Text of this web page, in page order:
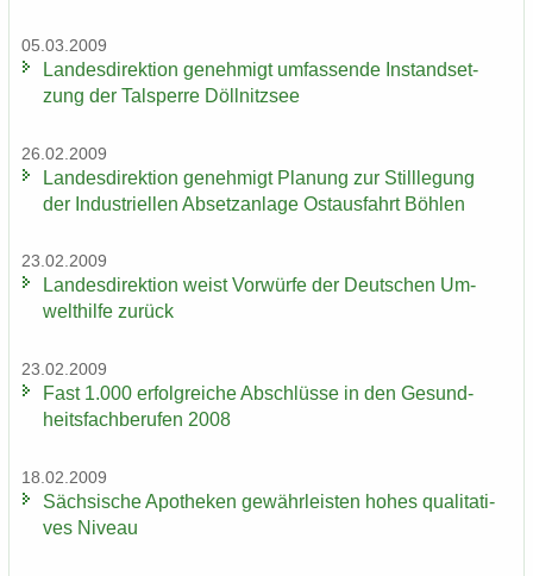
05.03.2009
Lan­des­di­rek­ti­on ge­neh­migt um­fas­sen­de In­stand­set­
zung der Tal­sper­re Döll­nitz­see
26.02.2009
Lan­des­di­rek­ti­on ge­neh­migt Pla­nung zur Still­le­gung
der In­dus­tri­el­len Ab­setz­an­la­ge Ost­aus­fahrt Böh­len
23.02.2009
Lan­des­di­rek­ti­on weist Vor­wür­fe der Deut­schen Um­
welt­hil­fe zu­rück
23.02.2009
Fast 1.000 er­folg­rei­che Ab­schlüs­se in den Ge­sund­
heits­fach­be­ru­fen 2008
18.02.2009
Säch­si­sche Apo­the­ken ge­währ­leis­ten hohes qua­li­ta­ti­
ves Ni­veau